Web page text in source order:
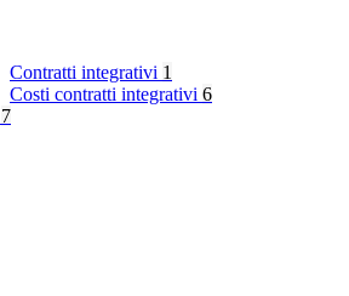
Contratti integrativi 1
Costi contratti integrativi 6
7